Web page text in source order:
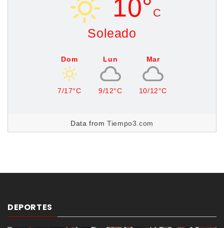
10° C
Soleado
Dom
7/17°C
Lun
9/12°C
Mar
10/12°C
Data fromTiempo3.com
DEPORTES